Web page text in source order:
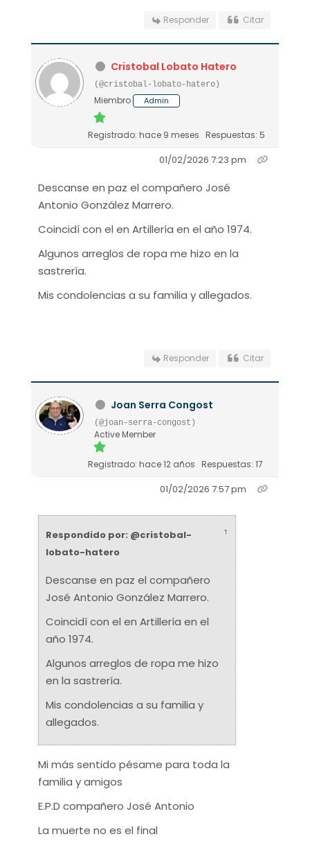
Responder Citar
Cristobal Lobato Hatero
(@cristobal-lobato-hatero)
Miembro Admin
Registrado: hace 9 meses Respuestas: 5
01/02/2026 7:23 pm
Descanse en paz el compañero José
Antonio González Marrero.
Coincidí con el en Artillería en el año 1974.
Algunos arreglos de ropa me hizo en la
sastrería.
Mis condolencias a su familia y allegados.
Responder Citar
Joan Serra Congost
(@joan-serra-congost)
Active Member
Registrado: hace 12 años Respuestas: 17
01/02/2026 7:57 pm
Respondido por: @cristobal-
lobato-hatero
↑
Descanse en paz el compañero
José Antonio González Marrero.
Coincidí con el en Artillería en el
año 1974.
Algunos arreglos de ropa me hizo
en la sastrería.
Mis condolencias a su familia y
allegados.
Mi más sentido pésame para toda la
familia y amigos
E.P.D compañero José Antonio
La muerte no es el final